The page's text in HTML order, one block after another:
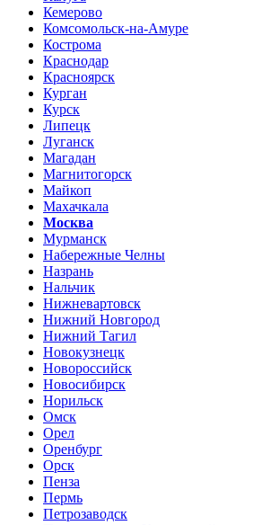
Кемерово
Комсомольск-на-Амуре
Кострома
Краснодар
Красноярск
Курган
Курск
Липецк
Луганск
Магадан
Магнитогорск
Майкоп
Махачкала
Москва
Мурманск
Набережные Челны
Назрань
Нальчик
Нижневартовск
Нижний Новгород
Нижний Тагил
Новокузнецк
Новороссийск
Новосибирск
Норильск
Омск
Орел
Оренбург
Орск
Пенза
Пермь
Петрозаводск